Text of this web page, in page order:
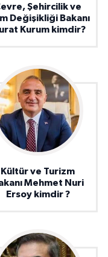
Şehircilik ve
Değişikliği Bakanı
Kurum kimdir?
Kültür ve Turizm
Mehmet Nuri
Ersoy kimdir ?